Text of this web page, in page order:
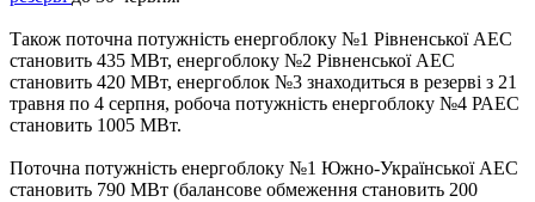
Також поточна потужність енергоблоку №1 Рівненської АЕС
становить 435 МВт, енергоблоку №2 Рівненської АЕС
становить 420 МВт, енергоблок №3 знаходиться в резерві з 21
травня по 4 серпня, робоча потужність енергоблоку №4 РАЕС
становить 1005 МВт.
Поточна потужність енергоблоку №1 Южно-Української АЕС
становить 790 МВт (балансове обмеження становить 200